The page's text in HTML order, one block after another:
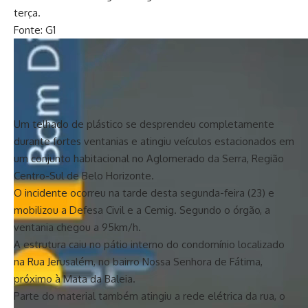
terça.
Fonte: G1
Um telhado de plástico se desprendeu completamente
durante fortes ventanias e atingiu veículos estacionados em
um conjunto habitacional no Aglomerado da Serra, Região
Centro-Sul de Belo Horizonte.
O incidente ocorreu na tarde desta segunda-feira (23) e
mobilizou a Defesa Civil e a Cemig. Segundo o órgão, a
ventania chegou a 95km/h.
A estrutura caiu no pátio interno do condomínio localizado
na Rua Jerusalém, no bairro Nossa Senhora de Fátima,
próximo à Mata da Baleia.
Parte do material também atingiu a rede elétrica da rua, o